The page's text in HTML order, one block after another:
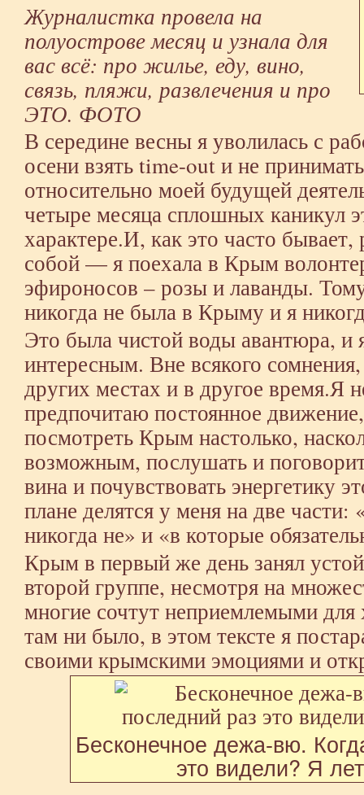
Журналистка провела на
полуострове месяц и узнала для
вас всё: про жилье, еду, вино,
связь, пляжи, развлечения и про
ЭТО. ФОТО
В середине весны я уволилась с
осени взять time-out и не
относительно моей будущей
четыре месяца сплошных каникул
характере.И, как это часто
собой — я поехала в Крым
эфироносов – розы и лаванды.
никогда не была в Крыму и я
Это была чистой воды авантюра, и
интересным. Вне всякого
других местах и в другое
предпочитаю постоянное
посмотреть Крым настолько,
возможным, послушать и
вина и почувствовать энергетику
плане делятся у меня на две
никогда не» и «в которые
Крым в первый же день занял
второй группе, несмотря на
многие сочтут неприемлемыми
там ни было, в этом тексте я
своими крымскими эмоциями и
Бесконечное дежа-вю.
это видели? Я